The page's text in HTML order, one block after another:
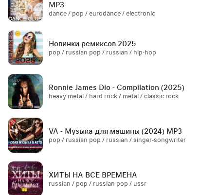
MP3
dance / pop / eurodance / electronic
Новинки ремиксов 2025
pop / russian pop / russian / hip-hop
Ronnie James Dio - Compilation (2025)
heavy metal / hard rock / metal / classic rock
VA - Музыка для машины (2024) MP3
pop / russian pop / russian / singer-songwriter
ХИТЫ НА ВСЕ ВРЕМЕНА
russian / pop / russian pop / ussr